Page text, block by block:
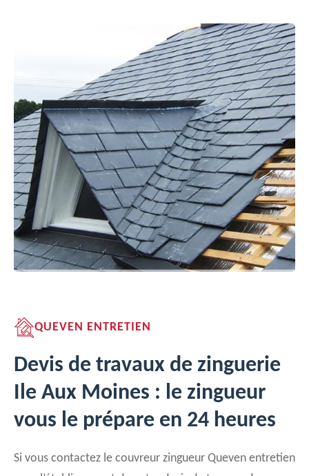
QUEVEN ENTRETIEN
Devis de travaux de zinguerie
Ile Aux Moines : le zingueur
vous le prépare en 24 heures
Si vous contactez le couvreur zingueur Queven entretien